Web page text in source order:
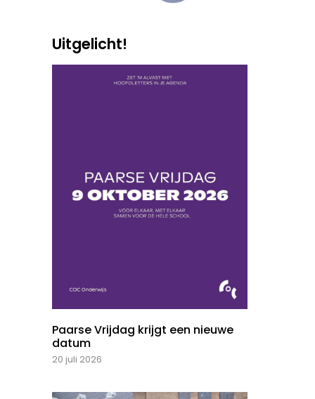
Uitgelicht!
Paarse Vrijdag krijgt een nieuwe
datum
20 juli 2026